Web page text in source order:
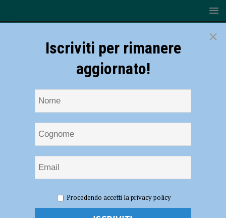
Piacenza per appianare i debiti, in consiglio comunale i toni si
accendono
×
Iscriviti per rimanere
aggiornato!
Procedendo accetti la privacy policy